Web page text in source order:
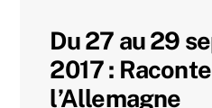
Du 27 au 29
2017 :
l’Allemagne